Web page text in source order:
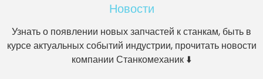
Новости
Узнать о появлении новых запчастей к станкам, быть в
курсе актуальных событий индустрии, прочитать новости
компании Станкомеханик ⬇️